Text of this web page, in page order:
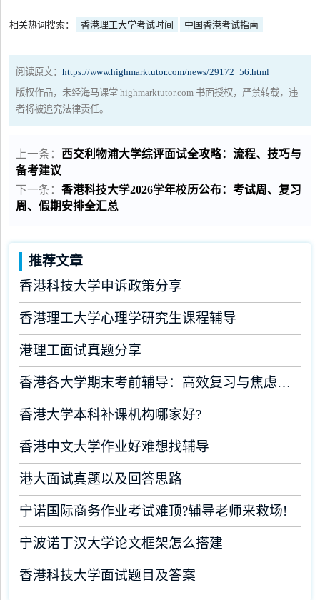
相关热词搜索： 香港理工大学考试时间 中国香港考试指南
阅读原文：https://www.highmarktutor.com/news/29172_56.html
版权作品，未经海马课堂 highmarktutor.com 书面授权，严禁转载，违
者将被追究法律责任。
上一条： 西交利物浦大学综评面试全攻略：流程、技巧与
备考建议
下一条：香港科技大学2026学年校历公布：考试周、复习
周、假期安排全汇总
推荐文章
香港科技大学申诉政策分享
香港理工大学心理学研究生课程辅导
港理工面试真题分享
香港各大学期末考前辅导：高效复习与焦虑缓解全攻略
香港大学本科补课机构哪家好?
香港中文大学作业好难想找辅导
港大面试真题以及回答思路
宁诺国际商务作业考试难顶?辅导老师来救场!
宁波诺丁汉大学论文框架怎么搭建
香港科技大学面试题目及答案